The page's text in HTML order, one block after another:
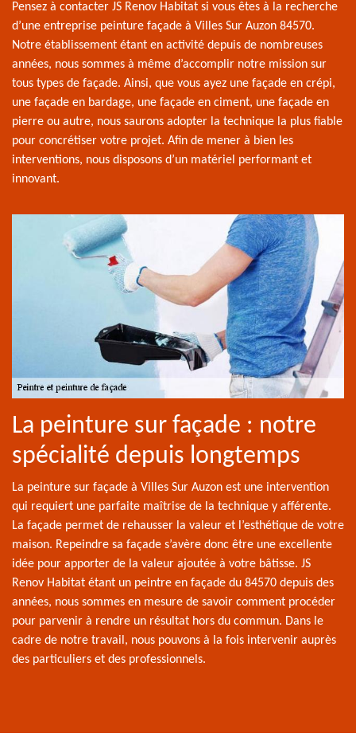
Pensez à contacter JS Renov Habitat si vous êtes à la recherche
d’une entreprise peinture façade à Villes Sur Auzon 84570.
Notre établissement étant en activité depuis de nombreuses
années, nous sommes à même d’accomplir notre mission sur
tous types de façade. Ainsi, que vous ayez une façade en crépi,
une façade en bardage, une façade en ciment, une façade en
pierre ou autre, nous saurons adopter la technique la plus fiable
pour concrétiser votre projet. Afin de mener à bien les
interventions, nous disposons d’un matériel performant et
innovant.
La peinture sur façade : notre
spécialité depuis longtemps
La peinture sur façade à Villes Sur Auzon est une intervention
qui requiert une parfaite maîtrise de la technique y afférente.
La façade permet de rehausser la valeur et l’esthétique de votre
maison. Repeindre sa façade s’avère donc être une excellente
idée pour apporter de la valeur ajoutée à votre bâtisse. JS
Renov Habitat étant un peintre en façade du 84570 depuis des
années, nous sommes en mesure de savoir comment procéder
pour parvenir à rendre un résultat hors du commun. Dans le
cadre de notre travail, nous pouvons à la fois intervenir auprès
des particuliers et des professionnels.